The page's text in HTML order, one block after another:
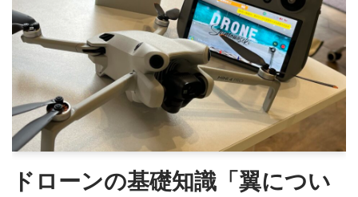
ドローンの基礎知識「翼につい